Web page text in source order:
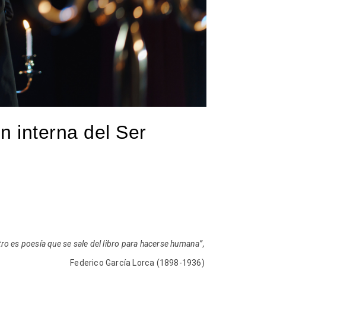
interna del Ser
es poesía que se sale del libro para hacerse humana”,
Federico García Lorca (1898-1936)